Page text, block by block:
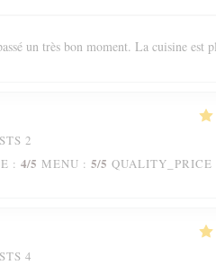
un très bon moment. La cuisine est
2
: 4/5 MENU : 5/5 QUALITY_PRICE
4